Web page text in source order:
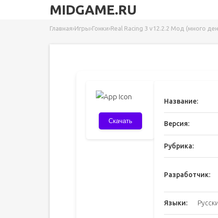
MIDGAME.RU
Главная›Игры›Гонки›Real Racing 3 v12.2.2 Мод (много
Скачать
Название:
Версия:
Рубрика:
Разработчик:
Языки: